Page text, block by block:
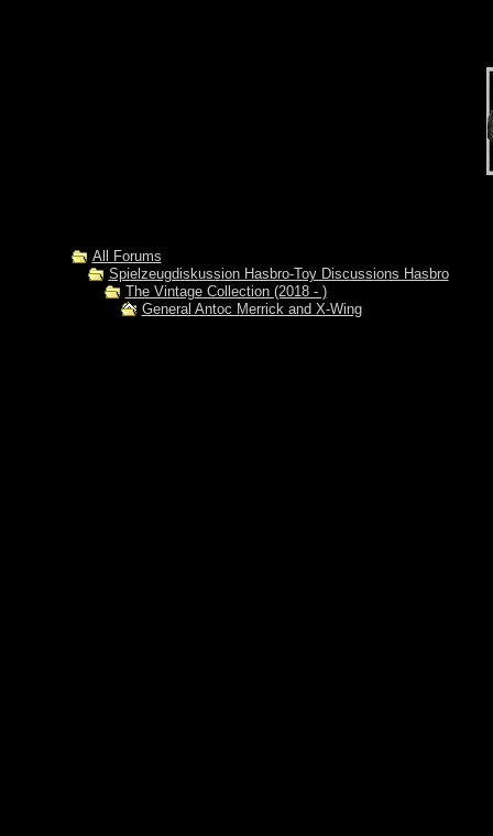
All Forums
Spielzeugdiskussion Hasbro-Toy Discussions Hasbro
The Vintage Collection (2018 - )
General Antoc Merrick and X-Wing